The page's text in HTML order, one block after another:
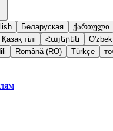
Беларуская ქართული
Қазақ тілі Հայերեն
Română (RO) Türkçe